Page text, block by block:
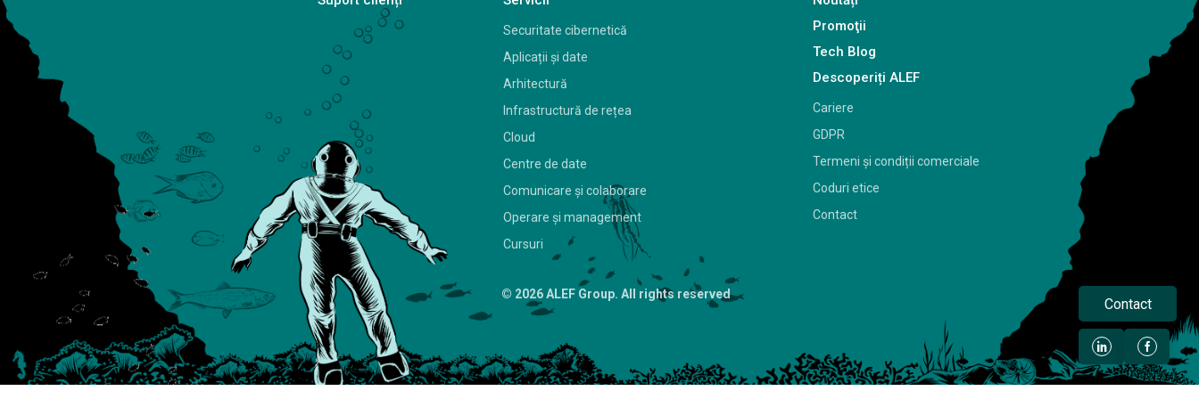
Securitate cibernetică
Aplicații și date
Arhitectură
Infrastructură de rețea
Cloud
Centre de date
Comunicare și colaborare
Operare și management
Cursuri
Promoţii
Tech Blog
Descoperiți ALEF
Cariere
GDPR
Termeni și condiții comerciale
Coduri etice
Contact
© 2026 ALEF Group. All rights reserved
Contact